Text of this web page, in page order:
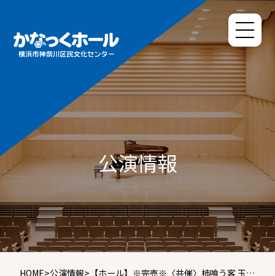
公演情報
HOME>公演情報> 【ホール】※完売※〈共催〉柿喰う客 玉置